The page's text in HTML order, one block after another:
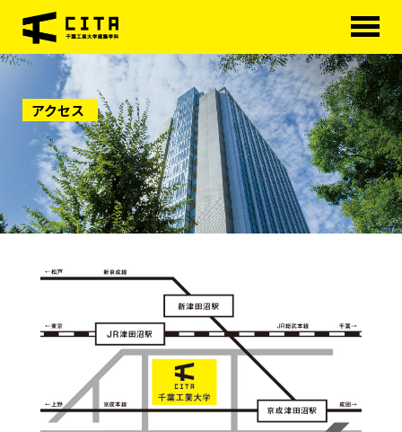
HOME
学科概要
学べる分野
学科カリキュラム
大学院
研究室紹介
アクセス
アクセス